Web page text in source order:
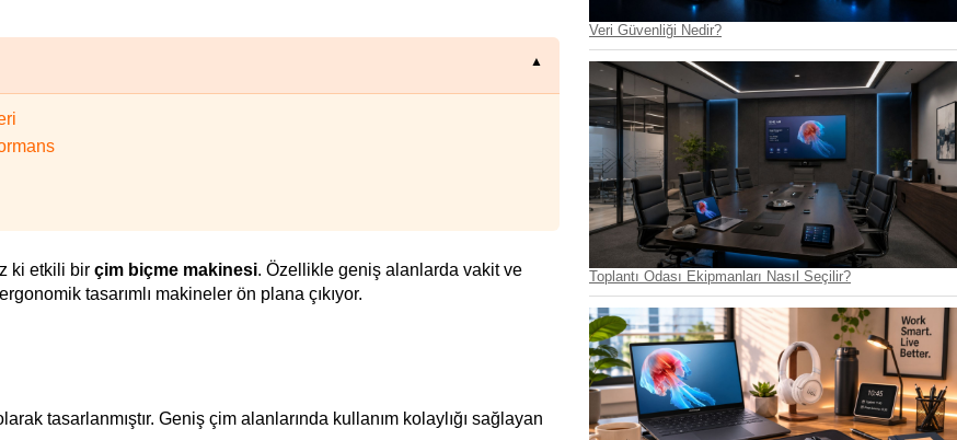
ki etkili bir çim biçme makinesi. Özellikle geniş alanlarda vakit ve
tasarımlı makineler ön plana çıkıyor.
tasarlanmıştır. Geniş çim alanlarında kullanım kolaylığı sağlayan
Veri Güvenliği Nedir?
Toplantı Odası Ekipmanları Nasıl Seçilir?